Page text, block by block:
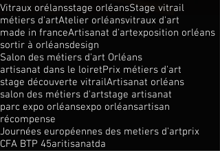
Vitraux orélansstage orléansStage vitrail
métiers d'artAtelier orléansvitraux d'art
made in franceArtisanat d'artexposition orléans
sortir à orléansdesign
Salon des métiers d'art Orléans
artisanat dans le loiretPrix métiers d'art
stage découverte vitrailArtisanat orléans
salon des métiers d'artstage artisanat
parc expo orléansexpo orléansartisan
récompense
Journées européennes des metiers d'artprix
CFA BTP 45aritisanatda